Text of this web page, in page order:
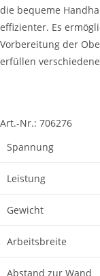
die bequeme
effizienter. Es
Vorbereitung der
erfüllen
Art.-Nr.: 706276
Spannung
Leistung
Gewicht
Arbeitsbreite
Abstand zur Wand